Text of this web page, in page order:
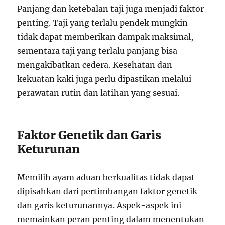
Panjang dan ketebalan taji juga menjadi faktor
penting. Taji yang terlalu pendek mungkin
tidak dapat memberikan dampak maksimal,
sementara taji yang terlalu panjang bisa
mengakibatkan cedera. Kesehatan dan
kekuatan kaki juga perlu dipastikan melalui
perawatan rutin dan latihan yang sesuai.
Faktor Genetik dan Garis
Keturunan
Memilih ayam aduan berkualitas tidak dapat
dipisahkan dari pertimbangan faktor genetik
dan garis keturunannya. Aspek-aspek ini
memainkan peran penting dalam menentukan